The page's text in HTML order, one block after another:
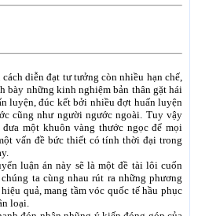
diễn đạt tư tưởng còn nhiều hạn chế,
bày những kinh nghiệm bản thân gặt hái
luyện, đúc kết bởi nhiều đợt huấn luyện
cũng như người ngước ngoài. Tuy vậy
một khuôn vàng thước ngọc để mọi
vấn đề bức thiết có tính thời đại trong
luận án này sẽ là một đề tài lôi cuốn
ta cùng nhau rút ra những phương
quả, mang tầm vóc quốc tế hầu phục
loại.